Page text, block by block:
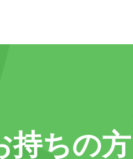
持ちの